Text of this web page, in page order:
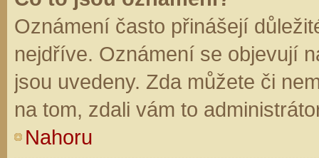
Oznámení často přinášejí
nejdříve. Oznámení se objevují
jsou uvedeny. Zda můžete či
na tom, zdali vám to
Nahoru